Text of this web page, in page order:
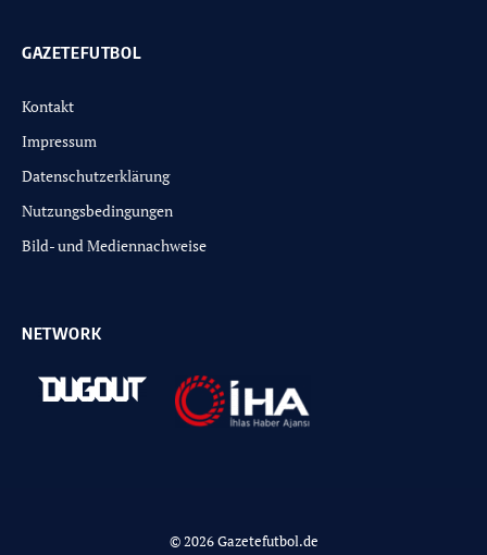
GAZETEFUTBOL
Kontakt
Impressum
Datenschutzerklärung
Nutzungsbedingungen
Bild- und Mediennachweise
NETWORK
© 2026 Gazetefutbol.de